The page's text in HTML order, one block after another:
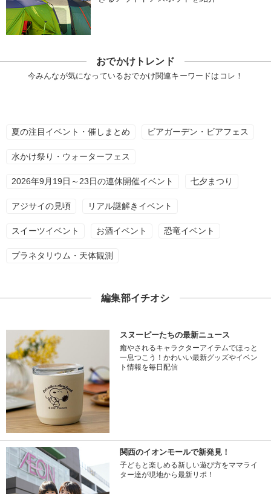
おでかけトレンド
今みんなが気になっているおでかけ関連キーワードはコレ！
夏の注目イベント・催しまとめ ビアガーデン・ビアフェス
水かけ祭り・ウォーターフェス
2026年9月19日～23日の連休開催イベント 七夕まつり
アジサイの見頃 リアル謎解きイベント
スイーツイベント お酒イベント 恐竜イベント
プラネタリウム・天体観測
編集部イチオシ
スヌーピーたちの最新ニュース
癒やされるキャラクターアイテムでほっと
一息つこう！かわいい最新グッズやイベン
ト情報を毎日配信
関西のイオンモールで新発見！
子どもと楽しめる新しい遊び方をママライ
ター達が現地から最新リポ！